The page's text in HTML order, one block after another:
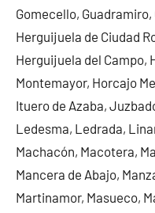
Gomecello,
Herguijuela de Ciudad
Herguijuela del Campo,
Montemayor, Horcajo
Ituero de Azaba,
Ledesma, Ledrada,
Machacón, Macotera,
Mancera de Abajo,
Martinamor, Masueco,